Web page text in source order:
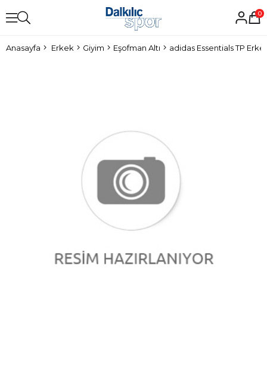
0
Anasayfa Erkek Giyim Eşofman Altı adidas Essentials TP